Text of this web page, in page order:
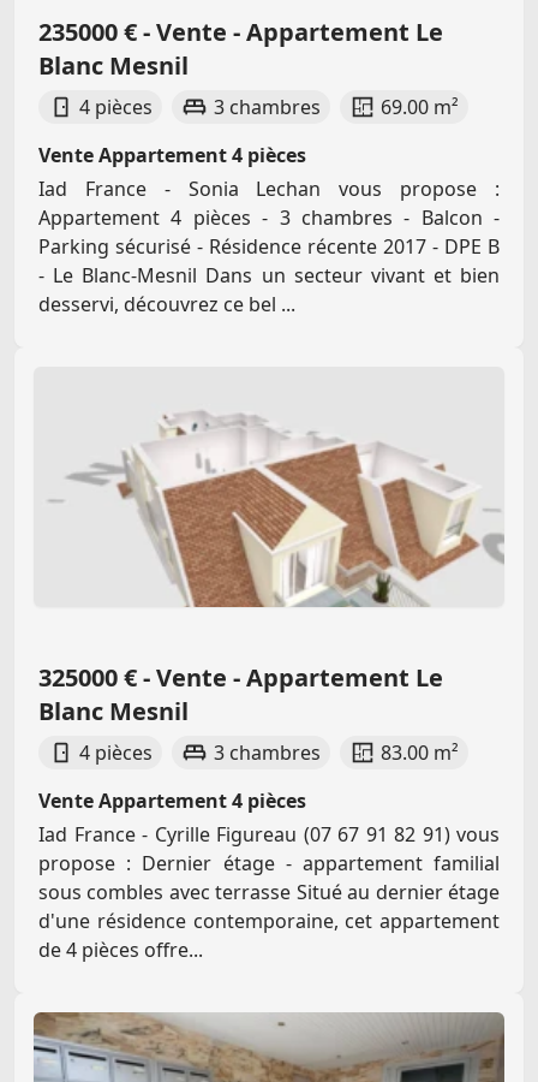
235000 € - Vente - Appartement Le
Blanc Mesnil
4 pièces 3 chambres
69.00 m²
Vente Appartement 4 pièces
Iad France - Sonia Lechan vous propose :
Appartement 4 pièces - 3 chambres - Balcon -
Parking sécurisé - Résidence récente 2017 - DPE B
- Le Blanc-Mesnil Dans un secteur vivant et bien
desservi, découvrez ce bel ...
325000 € - Vente - Appartement Le
Blanc Mesnil
4 pièces 3 chambres
83.00 m²
Vente Appartement 4 pièces
Iad France - Cyrille Figureau (07 67 91 82 91) vous
propose : Dernier étage - appartement familial
sous combles avec terrasse Situé au dernier étage
d'une résidence contemporaine, cet appartement
de 4 pièces offre...